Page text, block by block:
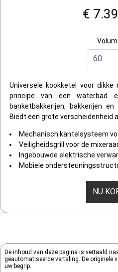
€
Universele kookketel voor
principe van een waterbad
banketbakkerijen, bakkerijen en
Biedt een grote verscheidenheid
Mechanisch kantelsysteem
Veiligheidsgrill voor de
Ingebouwde elektrische
Mobiele
NU
De inhoud van deze pagina is vertaald
geautomatiseerde vertaling. De originele
uw begrip.